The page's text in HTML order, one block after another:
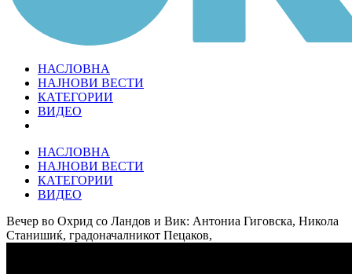
НАСЛОВНА
НАЈНОВИ ВЕСТИ
КАТЕГОРИИ
ВИДЕО
НАСЛОВНА
НАЈНОВИ ВЕСТИ
КАТЕГОРИИ
ВИДЕО
Вечер во Охрид со Ландов и Вик: Антониа Гиговска, Никола
Станишиќ, градоначалникот Пецаков,